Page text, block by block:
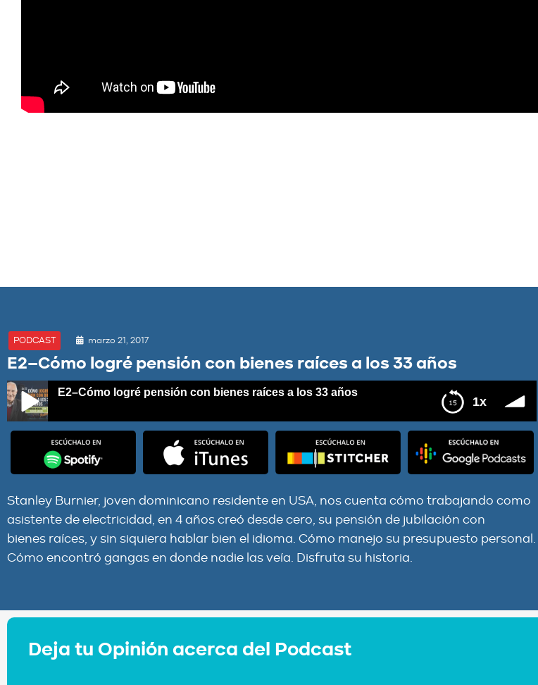
PODCAST marzo 21, 2017
E2–Cómo logré pensión con bienes raíces a los 33 años
1x
E2–Cómo logré pensión con bienes raíces a los 33 años
E2–Cómo logré pensión con bienes raíces a los 33 años
Stanley Burnier, joven dominicano residente en USA, nos cuenta cómo trabajando como
asistente de electricidad, en 4 años creó desde cero, su pensión de jubilación con
bienes raíces, y sin siquiera hablar bien el idioma. Cómo manejo su presupuesto personal.
Cómo encontró gangas en donde nadie las veía. Disfruta su historia.
Deja tu Opinión acerca del Podcast